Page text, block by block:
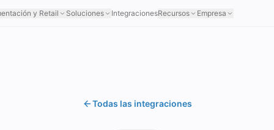
y Retail Soluciones IntegracionesRecursos Empresa
Todas las integraciones